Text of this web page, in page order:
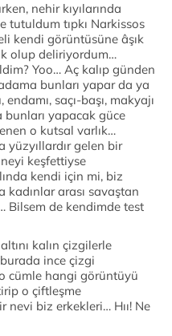
nehir kıyılarında
tutuldum tıpkı Narkissos
kendi görüntüsüne âşık
olup deliriyordum…
Yoo… Aç kalıp günden
bunları yapar da ya
saçı-başı, makyajı
bunları yapacak güce
o kutsal varlık…
gelen bir
keşfettiyse
kendi için mi, biz
kadınlar arası savaştan
Bilsem de kendimde test
kalın çizgilerle
ince çizgi
cümle hangi görüntüyü
o çiftleşme
nevi biz erkekleri… Hıı! Ne